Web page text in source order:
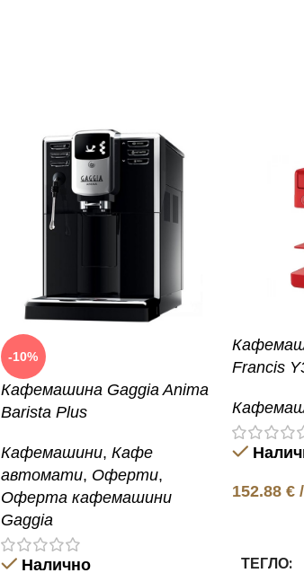
-10%
Кафемашина Gaggia Anima
Barista Plus
Кафемашини, Кафе
автомати, Оферти,
Оферта кафемашини
Gaggia
Налично
Francis
152.88 €/
ТЕГЛО